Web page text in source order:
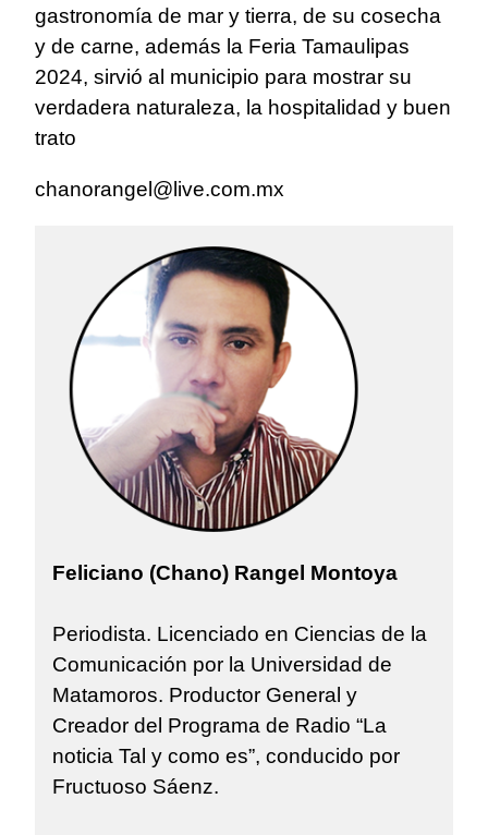
gastronomía de mar y tierra, de su cosecha
y de carne, además la Feria Tamaulipas
2024, sirvió al municipio para mostrar su
verdadera naturaleza, la hospitalidad y buen
trato
chanorangel@live.com.mx
Feliciano (Chano) Rangel Montoya
Periodista. Licenciado en Ciencias de la
Comunicación por la Universidad de
Matamoros. Productor General y
Creador del Programa de Radio “La
noticia Tal y como es”, conducido por
Fructuoso Sáenz.